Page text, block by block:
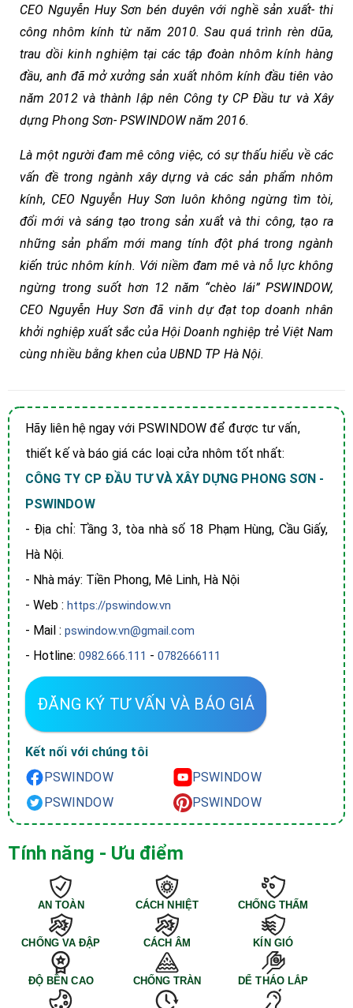
CEO Nguyễn Huy Sơn bén duyên với nghề sản xuất- thi
công nhôm kính từ năm 2010. Sau quá trình rèn dũa,
trau dồi kinh nghiệm tại các tập đoàn nhôm kính hàng
đầu, anh đã mở xưởng sản xuất nhôm kính đầu tiên vào
năm 2012 và thành lập nên Công ty CP Đầu tư và Xây
dựng Phong Sơn- PSWINDOW năm 2016.
Là một người đam mê công việc, có sự thấu hiểu về các
vấn đề trong ngành xây dựng và các sản phẩm nhôm
kính, CEO Nguyễn Huy Sơn luôn không ngừng tìm tòi,
đổi mới và sáng tạo trong sản xuất và thi công, tạo ra
những sản phẩm mới mang tính đột phá trong ngành
kiến trúc nhôm kính. Với niềm đam mê và nỗ lực không
ngừng trong suốt hơn 12 năm “chèo lái” PSWINDOW,
CEO Nguyễn Huy Sơn đã vinh dự đạt top doanh nhân
khởi nghiệp xuất sắc của Hội Doanh nghiệp trẻ Việt Nam
cùng nhiều bằng khen của UBND TP Hà Nội.
Hãy liên hệ ngay với PSWINDOW để được tư vấn,
thiết kế và báo giá các loại cửa nhôm tốt nhất:
CÔNG TY CP ĐẦU TƯ VÀ XÂY DỰNG PHONG SƠN -
PSWINDOW
- Địa chỉ: Tầng 3, tòa nhà số 18 Phạm Hùng, Cầu Giấy,
Hà Nội.
- Nhà máy: Tiền Phong, Mê Linh, Hà Nội
- Web : https://pswindow.vn
- Mail : pswindow.vn@gmail.com
- Hotline: 0982.666.111 - 0782666111
ĐĂNG KÝ TƯ VẤN VÀ BÁO GIÁ
Kết nối với chúng tôi
PSWINDOW
PSWINDOW
PSWINDOW
PSWINDOW
Tính năng - Ưu điểm
AN TOÀN CÁCH NHIỆT CHỐNG THẤM
CHỐNG VA ĐẬP CÁCH ÂM KÍN GIÓ
ĐỘ BỀN CAO CHỐNG TRÀN DỂ THÁO LẮP